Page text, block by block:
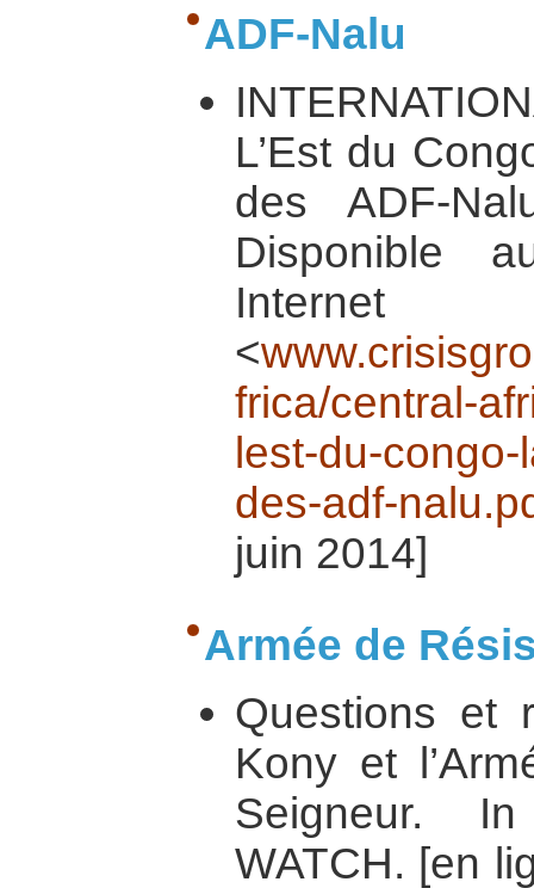
ADF-Nalu
L’Est du
des ADF-
Disponible
<
frica/central-
lest-du-
des-adf-
juin 2014]
Armée de
Questions et
Kony et
Seigneur.
WATCH. [en